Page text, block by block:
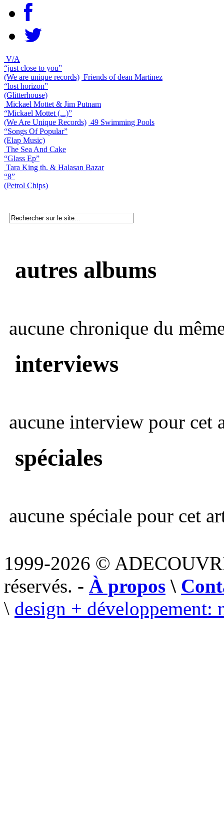
V/A
“just close to you”
(We are unique records) Friends of dean Martinez
“lost horizon”
(Glitterhouse)
Mickael Mottet & Jim Putnam
“Mickael Mottet (...)”
(We Are Unique Records) 49 Swimming Pools
“Songs Of Popular”
(Elap Music)
The Sea And Cake
“Glass Ep”
Tara King th. & Halasan Bazar
“8”
(Petrol Chips)
autres albums
aucune chronique du
interviews
aucune interview pour cet
spéciales
aucune spéciale pour cet
1999-2026 ©
réservés. - À propos \
\ design + développement: